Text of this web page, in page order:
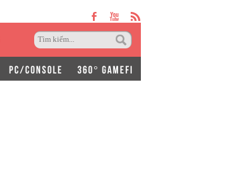
PC/CONSOLE 360° GAMEFI